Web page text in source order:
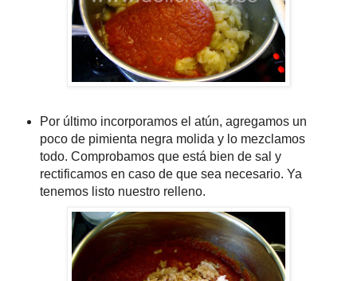
Por último incorporamos el atún, agregamos un
poco de pimienta negra molida y lo mezclamos
todo. Comprobamos que está bien de sal y
rectificamos en caso de que sea necesario. Ya
tenemos listo nuestro relleno.